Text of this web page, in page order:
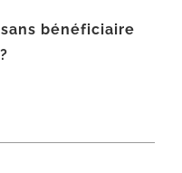
bénéficiaire